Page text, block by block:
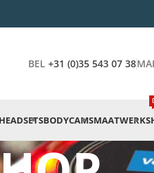
BEL +31 (0)35 543 07 38
HEADSETSBODYCAMSMAATWERK